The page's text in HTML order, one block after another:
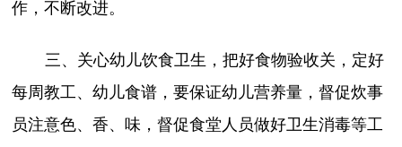
作，不断改进。
三、关心幼儿饮食卫生，把好食物验收关，定好
每周教工、幼儿食谱，要保证幼儿营养量，督促炊事
员注意色、香、味，督促食堂人员做好卫生消毒等工